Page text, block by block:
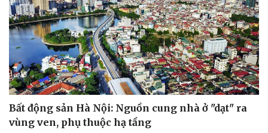
Bất động sản Hà Nội: Nguồn cung nhà ở "dạt" ra
vùng ven, phụ thuộc hạ tầng